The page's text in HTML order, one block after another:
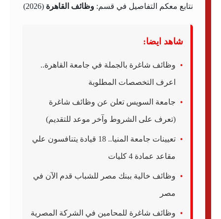
نتابع معكم التفاصيل في قسم: وظائف القاهرة (2026)
شاهد ايضا:
وظائف شاغرة بالجملة في جامعة القاهرة..
اعرف التخصصات المطلوبة
جامعة السويس تعلن عن وظائف شاغرة
(تعرف على الشروط وآخر موعد للتقديم)
تعيينات جامعة المنيا.. 18 قيادة يتنافسون علي
مقاعد عمادة 4 كليات
وظائف خالية ببنك مصر للشباب قدم الآن في
مصر
وظائف شاغرة للمحامين في الشركة المصرية